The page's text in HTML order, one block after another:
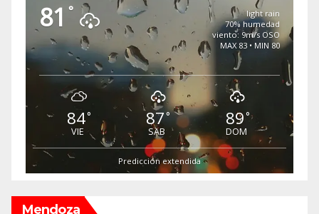
81 °
light rain
70% humedad
viento: 9m/s OSO
MAX 83 • MIN 80
84°
VIE
87°
SAB
89°
DOM
Predicción extendida
Mendoza